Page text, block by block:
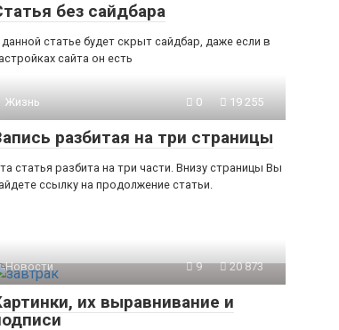
без сайдбара
статье будет скрыт сайдбар, даже если в
сайта он есть
Жизнь 0 19 255
разбитая на три страницы
статья разбита на три части. Внизу страницы Вы
ссылку на продолжение статьи.
Новости 9 20 873
их выравнивание и